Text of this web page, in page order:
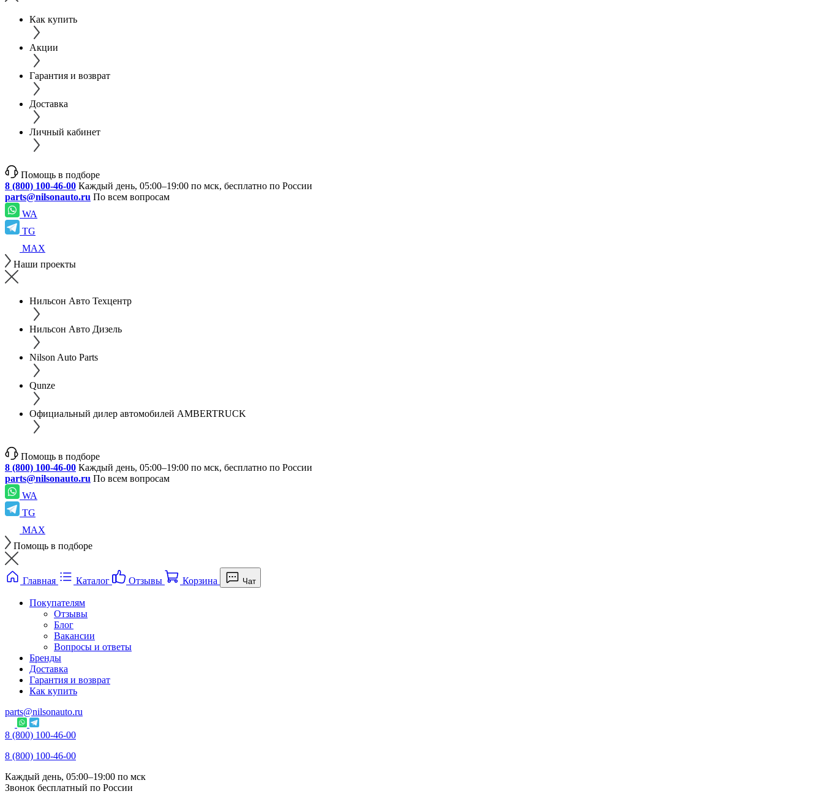
Как купить
Акции
Гарантия и возврат
Доставка
Личный кабинет
Помощь в подборе
8 (800) 100-46-00 Каждый день, 05:00–19:00 по мск, бесплатно по России
parts@nilsonauto.ru По всем вопросам
WA
TG
MAX
Наши проекты
Нильсон Авто Техцентр
Нильсон Авто Дизель
Nilson Auto Parts
Qunze
Официальный дилер автомобилей AMBERTRUCK
Помощь в подборе
8 (800) 100-46-00 Каждый день, 05:00–19:00 по мск, бесплатно по России
parts@nilsonauto.ru По всем вопросам
WA
TG
MAX
Помощь в подборе
Главная Каталог Отзывы Корзина Чат
Покупателям
Отзывы
Блог
Вакансии
Вопросы и ответы
Бренды
Доставка
Гарантия и возврат
Как купить
parts@nilsonauto.ru
8 (800) 100-46-00
8 (800) 100-46-00
Каждый день, 05:00–19:00 по мск
Звонок бесплатный по России